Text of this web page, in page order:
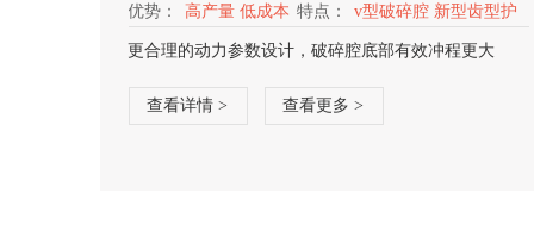
优势： 高产量 低成本 特点：
v型破碎腔 新型齿型护
板
更合理的动力参数设计，破碎腔底部有效冲程更大
查看详情 > 查看更多 >